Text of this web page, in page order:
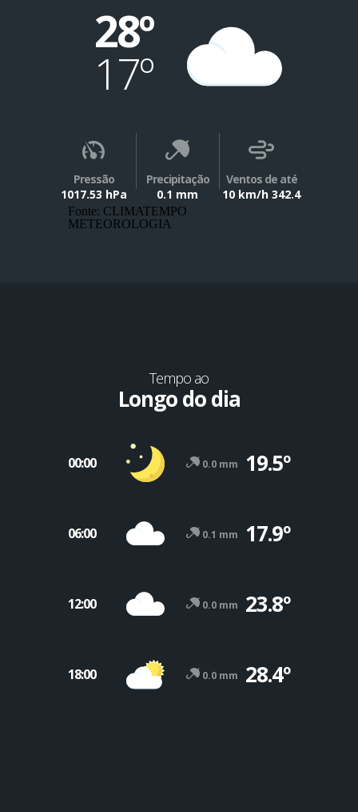
28º
17º
Pressão
1017.53 hPa
Precipitação
0.1 mm
Ventos de até
10 km/h 342.4
Fonte: CLIMATEMPO
METEOROLOGIA
Tempo ao
Longo do dia
00:00 0.0 mm 19.5º
06:00 0.1 mm 17.9º
12:00 0.0 mm 23.8º
18:00 0.0 mm 28.4º